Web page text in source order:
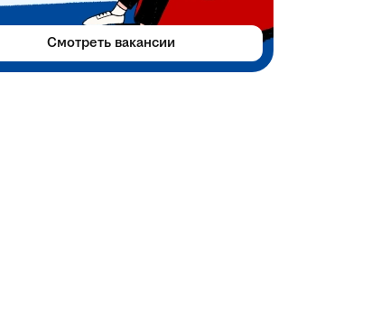
Смотреть вакансии